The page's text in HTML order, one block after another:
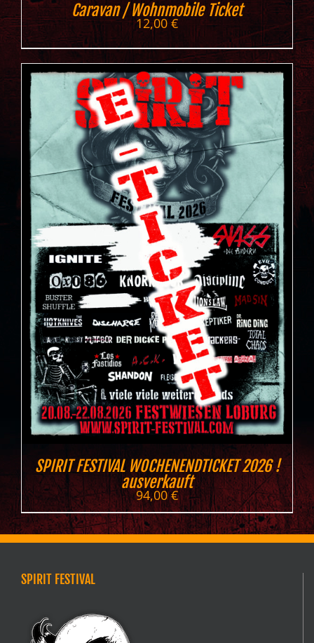
Caravan / Wohnmobile Ticket
12,00€
SPIRIT FESTIVAL WOCHENENDTICKET 2026 !
ausverkauft
94,00€
SPIRIT FESTIVAL